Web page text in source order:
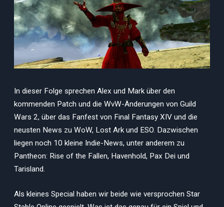
In dieser Folge sprechen Alex und Mark über den
kommenden Patch und die WvW-Änderungen von Guild
Wars 2, über das Fanfest von Final Fantasy XIV und die
neusten News zu WoW, Lost Ark und ESO. Dazwischen
liegen noch 10 kleine Indie-News, unter anderem zu
Pantheon: Rise of the Fallen, Havenhold, Pax Dei und
Tarisland.
Als kleines Special haben wir beide wie versprochen Star